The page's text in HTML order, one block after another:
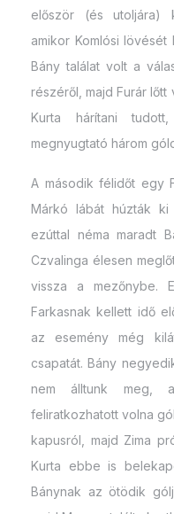
először (és utoljára)
amikor Komlósi
Bány találat volt a
részéről, majd Furár
Kurta hárítani
megnyugtató három
A második félidőt egy
Márkó lábát húzták
ezúttal néma maradt
Czvalinga élesen
vissza a mezőnybe.
Farkasnak kellett idő
az esemény még
csapatát. Bány
nem álltunk meg,
feliratkozhatott volna
kapusról, majd Zima
Kurta ebbe is
Bánynak az ötödik